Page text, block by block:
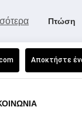
Πτώση
Αποκτήστε